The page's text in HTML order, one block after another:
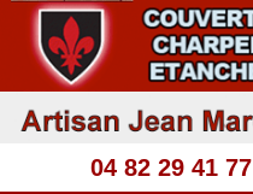
04 82 29 41 77